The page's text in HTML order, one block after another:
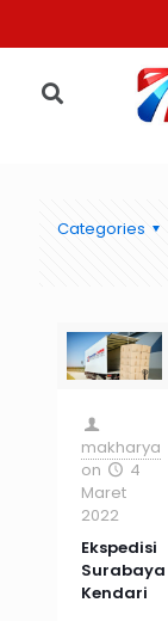
Categories
makharya
on
4
Maret
2022
Ekspedisi
Surabaya
Kendari